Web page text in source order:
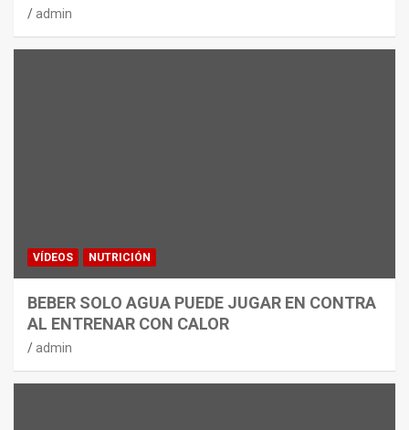
admin
VÍDEOS NUTRICIÓN
BEBER SOLO AGUA PUEDE JUGAR EN CONTRA
AL ENTRENAR CON CALOR
admin